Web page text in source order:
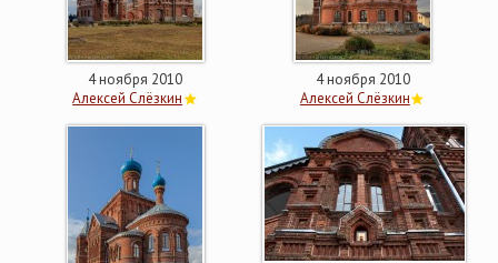
4 ноября 2010
Алексей Слёзкин
4 ноября 2010
Алексей Слёзкин